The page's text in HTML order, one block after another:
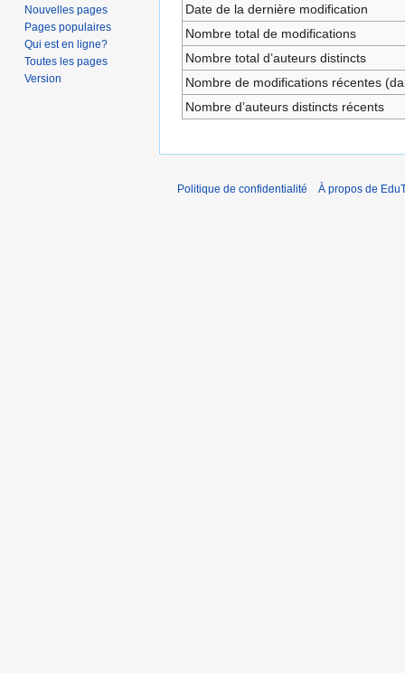
Date de la dernière modification
Nombre total de modifications
Nombre total d’auteurs distincts
Nombre de modifications récentes
Nombre d’auteurs distincts récents
Nouvelles pages
Pages populaires
Qui est en ligne?
Toutes les pages
Version
Politique de confidentialité À propos de